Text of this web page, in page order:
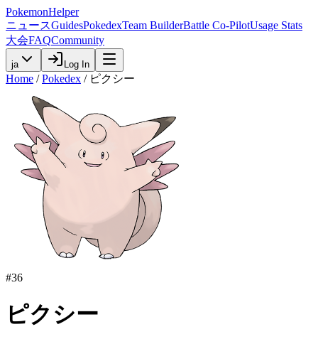
PokemonHelper
ニュースGuidesPokedexTeam BuilderBattle Co-PilotUsage Stats
大会FAQCommunity
ja Log In
Home / Pokedex / ピクシー
#36
ピクシー